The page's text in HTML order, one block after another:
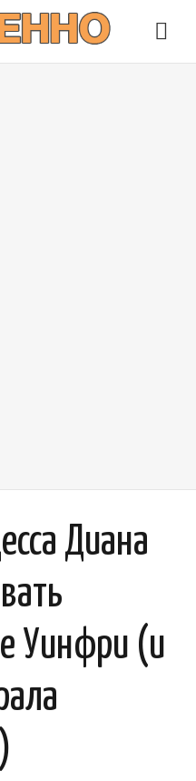
Диана
Уинфри (и